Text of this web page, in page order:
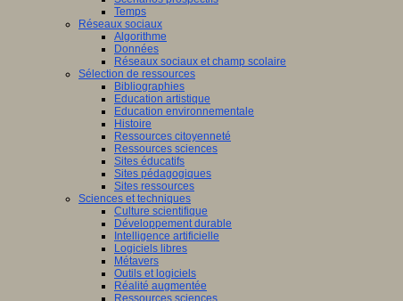
Temps
Réseaux sociaux
Algorithme
Données
Réseaux sociaux et champ scolaire
Sélection de ressources
Bibliographies
Education artistique
Education environnementale
Histoire
Ressources citoyenneté
Ressources sciences
Sites éducatifs
Sites pédagogiques
Sites ressources
Sciences et techniques
Culture scientifique
Développement durable
Intelligence artificielle
Logiciels libres
Métavers
Outils et logiciels
Réalité augmentée
Ressources sciences